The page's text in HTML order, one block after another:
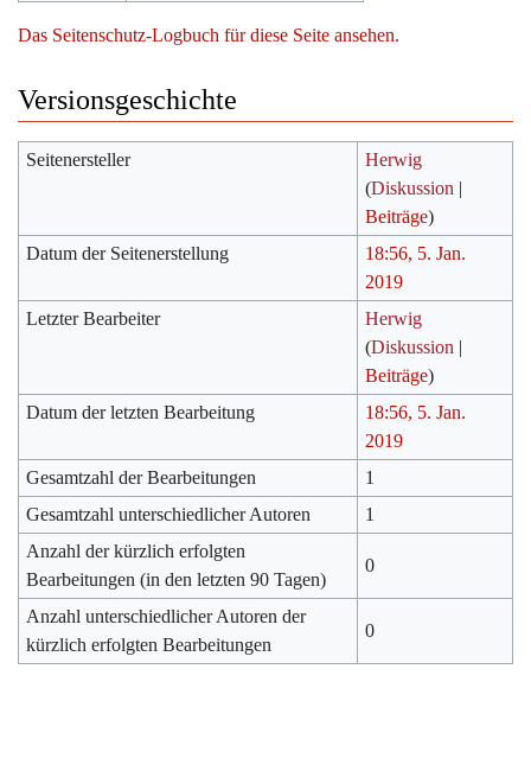
Das Seitenschutz-Logbuch für diese Seite ansehen.
Versionsgeschichte
Seitenersteller
Herwig
(Diskussion |
Beiträge)
Datum der Seitenerstellung
18:56, 5. Jan.
2019
Letzter Bearbeiter
Herwig
(Diskussion |
Beiträge)
Datum der letzten Bearbeitung
18:56, 5. Jan.
2019
Gesamtzahl der Bearbeitungen
1
Gesamtzahl unterschiedlicher Autoren
1
Anzahl der kürzlich erfolgten
Bearbeitungen (in den letzten 90 Tagen)
0
Anzahl unterschiedlicher Autoren der
kürzlich erfolgten Bearbeitungen
0